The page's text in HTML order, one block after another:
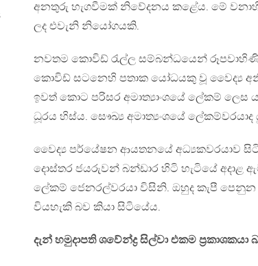
අනතුරු හැගවීමක් නිවේදනය කළේය. මේ
ලද එවැනි නියෝගයකි.
නවතම කොවිඩ් රැල්ල සම්බන්ධයෙන්
කොවිඩ් සටනෙහි පතාක යෝධයකු වූ වෛද්‍ය
ඉවත් කොට පරිසර අමාත්‍යාංශයේ ලේකම්
ධූරය හිස්ය. සෞඛ්‍ය අමාත්‍යංශයේ
වෛද්‍ය පර්යේෂන ආයතනයේ අධ්‍යකවරයාව
දොස්තර ජයරුවන් බන්ඩාර හිටි හැටියේ අදාළ
ලේකම් ජෙනරල්වරයා විසිනි. ඔහුද කැපී
වියහැකි බව කියා සිටියේය.
දැන් හමුදාපති ශවේන්ද්‍ර සිල්වා එකම